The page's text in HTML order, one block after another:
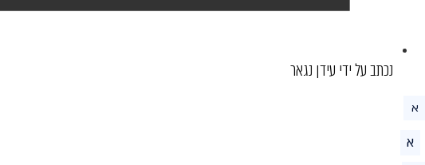
נכתב על ידי עידן נגאר
א
א